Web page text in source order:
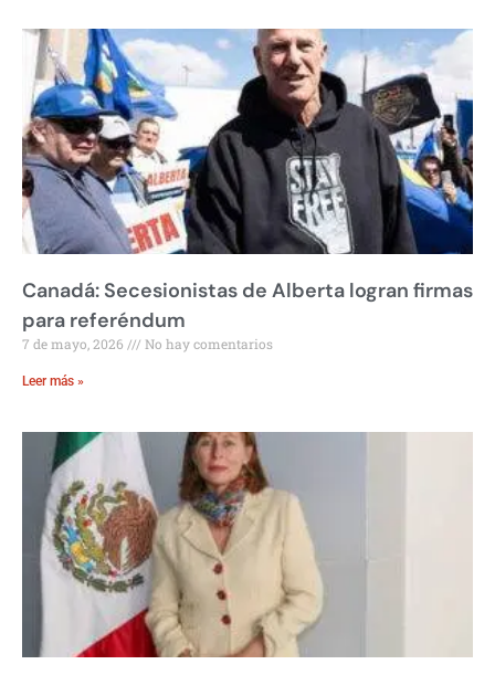
Canadá: Secesionistas de Alberta logran firmas
para referéndum
7 de mayo, 2026 No hay comentarios
Leer más »